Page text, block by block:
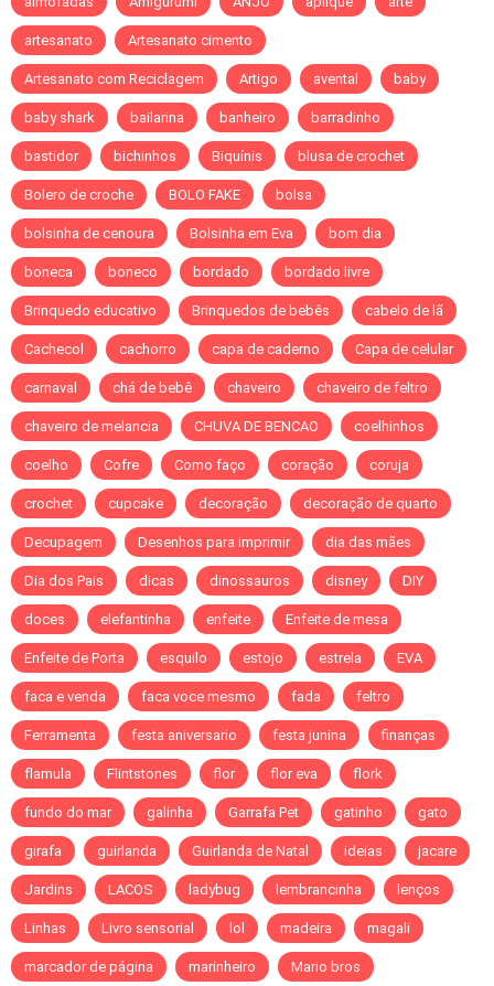
artesanato Artesanato cimento
Artesanato com Reciclagem Artigo avental baby
baby shark bailarina banheiro barradinho
bastidor bichinhos Biquínis blusa de crochet
Bolero de croche BOLO FAKE bolsa
bolsinha de cenoura Bolsinha em Eva bom dia
boneca boneco bordado bordado livre
Brinquedo educativo Brinquedos de bebês cabelo de lã
Cachecol cachorro capa de caderno Capa de celular
carnaval chá de bebê chaveiro chaveiro de feltro
chaveiro de melancia CHUVA DE BENCAO coelhinhos
coelho Cofre Como faço coração coruja
crochet cupcake decoração decoração de quarto
Decupagem Desenhos para imprimir dia das mães
Dia dos Pais dicas dinossauros disney DIY
doces elefantinha enfeite Enfeite de mesa
Enfeite de Porta esquilo estojo estrela EVA
faca e venda faca voce mesmo fada feltro
Ferramenta festa aniversario festa junina finanças
flamula Flintstones flor flor eva flork
fundo do mar galinha Garrafa Pet gatinho gato
girafa guirlanda Guirlanda de Natal ideias jacare
Jardins LACOS ladybug lembrancinha lenços
Linhas Livro sensorial lol madeira magali
marcador de página marinheiro Mario bros